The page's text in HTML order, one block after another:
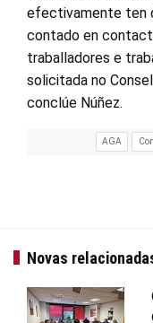
efectivamente ten
contado en
traballadores e
solicitada no
conclúe Núñez.
AGA
Novas